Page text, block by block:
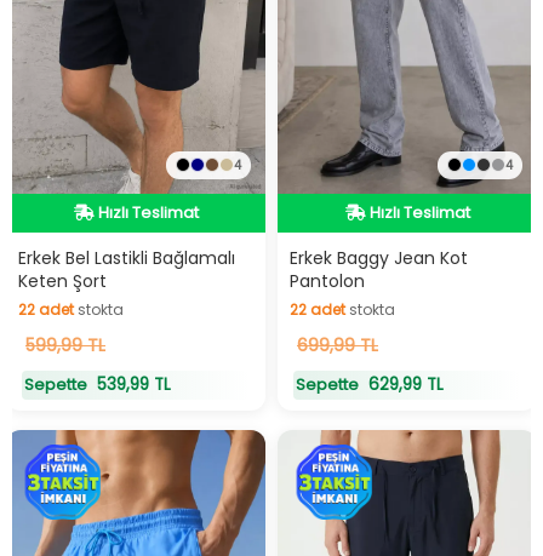
4
Hızlı Teslimat
Hızlı Teslimat
Erkek Bel Lastikli Bağlamalı
Keten Şort
22adetstokta
22adetstokta
599,99 TL
Sepette 539,99 TL
4
Hızlı Teslimat
Hızlı Teslimat
Erkek Baggy Jean Kot
Pantolon
22adetstokta
22adetstokta
699,99 TL
Sepette 629,99 TL